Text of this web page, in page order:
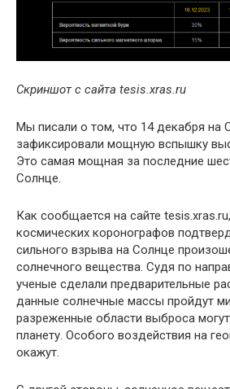
Скриншот с сайта tesis.xras.ru
Мы писали о том, что 14 декабря на
зафиксировали мощную вспышку
Это самая мощная за последние
Солнце.
Как сообщается на сайте
космических коронографов
сильного взрыва на Солнце
солнечного вещества. Судя по
ученые сделали предварительные
данные солнечные массы пройдут
разреженные области выброса
планету. Особого воздействия на
окажут.